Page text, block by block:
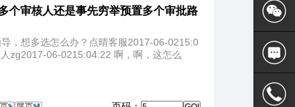
个审核人还是事先穷举预置多个审批路
，想多选怎么办？点晴客服2017-06-0215:0
zg2017-06-0215:04:22 啊，啊，这怎么